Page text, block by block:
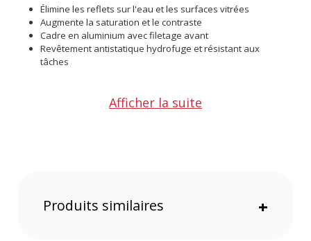
Élimine les reflets sur l'eau et les surfaces vitrées
Augmente la saturation et le contraste
Cadre en aluminium avec filetage avant
Revêtement antistatique hydrofuge et résistant aux
tâches
Les filtres polarisants circulaires sont particulièrement
Afficher la suite
Produits similaires +